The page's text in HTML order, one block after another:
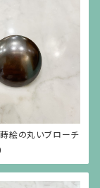
絵の丸いブローチ